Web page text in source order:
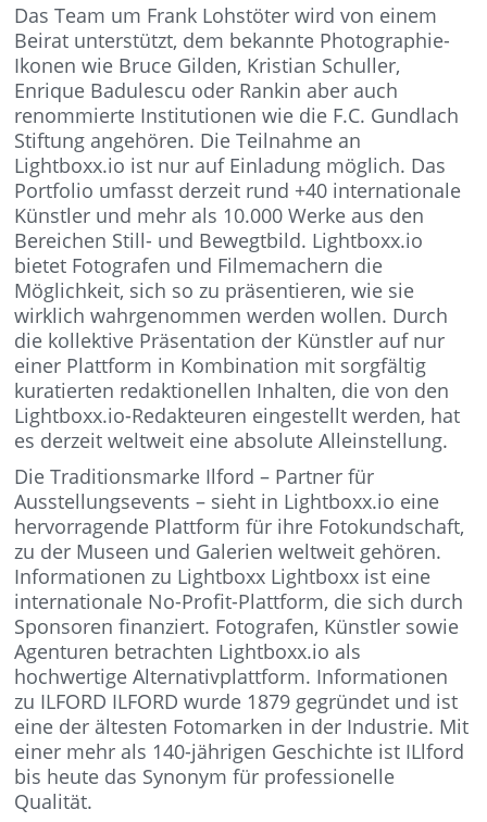
Das Team um Frank Lohstöter wird von einem
Beirat unterstützt, dem bekannte Photographie-
Ikonen wie Bruce Gilden, Kristian Schuller,
Enrique Badulescu oder Rankin aber auch
renommierte Institutionen wie die F.C. Gundlach
Stiftung angehören. Die Teilnahme an
Lightboxx.io ist nur auf Einladung möglich. Das
Portfolio umfasst derzeit rund +40 internationale
Künstler und mehr als 10.000 Werke aus den
Bereichen Still- und Bewegtbild. Lightboxx.io
bietet Fotografen und Filmemachern die
Möglichkeit, sich so zu präsentieren, wie sie
wirklich wahrgenommen werden wollen. Durch
die kollektive Präsentation der Künstler auf nur
einer Plattform in Kombination mit sorgfältig
kuratierten redaktionellen Inhalten, die von den
Lightboxx.io-Redakteuren eingestellt werden, hat
es derzeit weltweit eine absolute Alleinstellung.
Die Traditionsmarke Ilford – Partner für
Ausstellungsevents – sieht in Lightboxx.io eine
hervorragende Plattform für ihre Fotokundschaft,
zu der Museen und Galerien weltweit gehören.
Informationen zu Lightboxx Lightboxx ist eine
internationale No-Profit-Plattform, die sich durch
Sponsoren finanziert. Fotografen, Künstler sowie
Agenturen betrachten Lightboxx.io als
hochwertige Alternativplattform. Informationen
zu ILFORD ILFORD wurde 1879 gegründet und ist
eine der ältesten Fotomarken in der Industrie. Mit
einer mehr als 140-jährigen Geschichte ist ILlford
bis heute das Synonym für professionelle
Qualität.